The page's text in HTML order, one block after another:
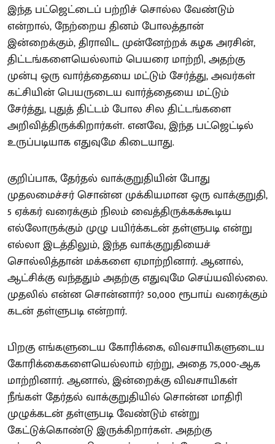
இந்த பட்ஜெட்டைப் பற்றிச் சொல்ல வேண்டும்
என்றால், நேற்றைய தினம் போலத்தான்
இன்றைக்கும், திராவிட முன்னேற்றக் கழக அரசின்,
திட்டங்களையெல்லாம் பெயரை மாற்றி, அதற்கு
முன்பு ஒரு வார்த்தையை மட்டும் சேர்த்து, அவர்கள்
கட்சியின் பெயருடைய வார்த்தையை மட்டும்
சேர்த்து, புதுத் திட்டம் போல சில திட்டங்களை
அறிவித்திருக்கிறார்கள். எனவே, இந்த பட்ஜெட்டில்
உருப்படியாக எதுவுமே கிடையாது.
குறிப்பாக, தேர்தல் வாக்குறுதியின் போது
முதலமைச்சர் சொன்ன முக்கியமான ஒரு வாக்குறுதி,
5 ஏக்கர் வரைக்கும் நிலம் வைத்திருக்கக்கூடிய
எல்லோருக்கும் முழு பயிர்க்கடன் தள்ளுபடி என்று
எல்லா இடத்திலும், இந்த வாக்குறுதியைச்
சொல்லித்தான் மக்களை ஏமாற்றினார். ஆனால்,
ஆட்சிக்கு வந்ததும் அதற்கு எதுவுமே செய்யவில்லை.
முதலில் என்ன சொன்னார்? 50,000 ரூபாய் வரைக்கும்
கடன் தள்ளுபடி என்றார்.
பிறகு எங்களுடைய கோரிக்கை, விவசாயிகளுடைய
கோரிக்கைகளையெல்லாம் ஏற்று, அதை 75,000-ஆக
மாற்றினார். ஆனால், இன்றைக்கு விவசாயிகள்
நீங்கள் தேர்தல் வாக்குறுதியில் சொன்ன மாதிரி
முழுக்கடன் தள்ளுபடி வேண்டும் என்று
கேட்டுக்கொண்டு இருக்கிறார்கள். அதற்கு